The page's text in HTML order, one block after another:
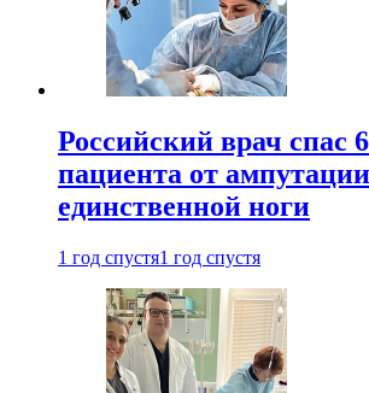
Российский врач спас
пациента от ампутации
единственной ноги
1 год спустя1 год спустя